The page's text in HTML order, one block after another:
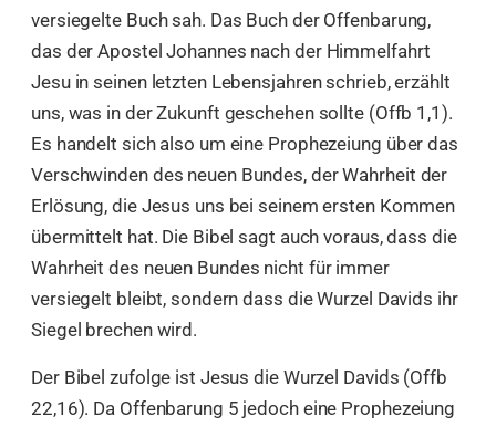
versiegelte Buch sah. Das Buch der Offenbarung,
das der Apostel Johannes nach der Himmelfahrt
Jesu in seinen letzten Lebensjahren schrieb, erzählt
uns, was in der Zukunft geschehen sollte (Offb 1,1).
Es handelt sich also um eine Prophezeiung über das
Verschwinden des neuen Bundes, der Wahrheit der
Erlösung, die Jesus uns bei seinem ersten Kommen
übermittelt hat. Die Bibel sagt auch voraus, dass die
Wahrheit des neuen Bundes nicht für immer
versiegelt bleibt, sondern dass die Wurzel Davids ihr
Siegel brechen wird.
Der Bibel zufolge ist Jesus die Wurzel Davids (Offb
22,16). Da Offenbarung 5 jedoch eine Prophezeiung